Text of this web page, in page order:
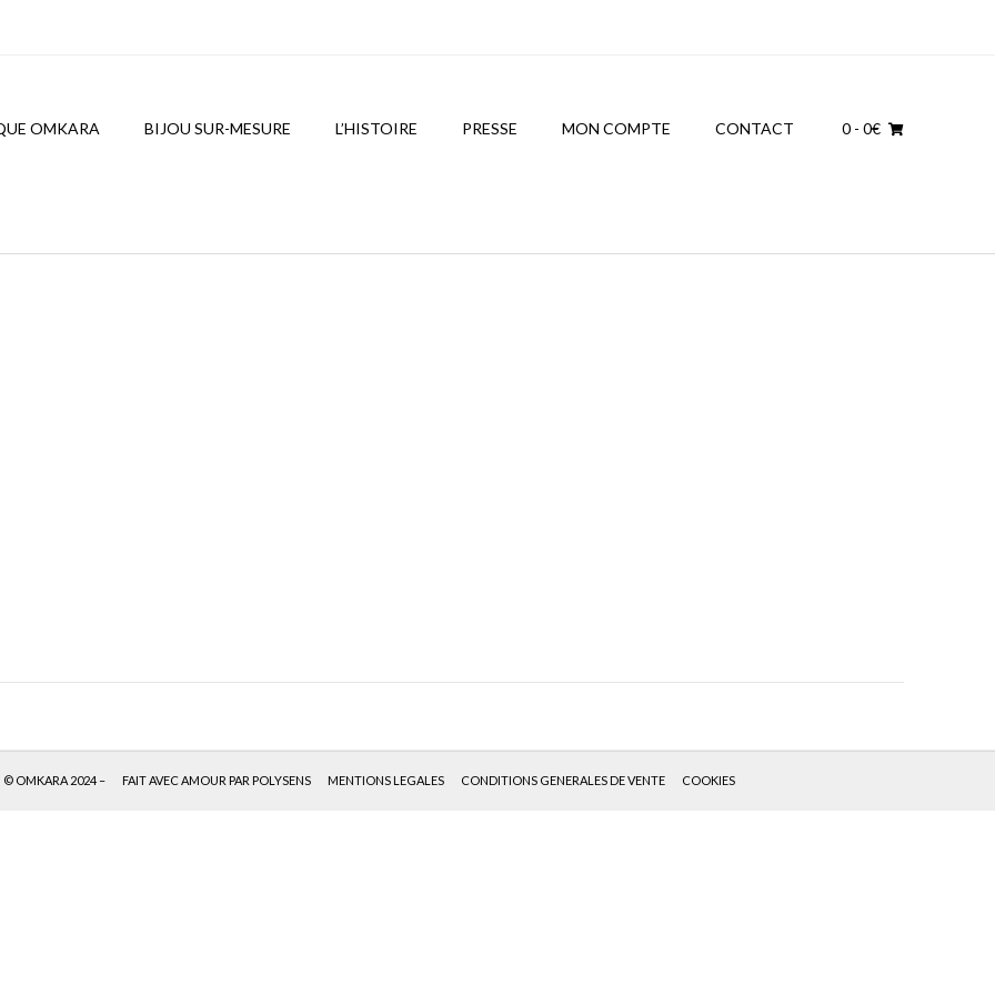
OMKARA BIJOU SUR-MESURE L’HISTOIRE PRESSE MON COMPTE CONTACT 0 - 0€
© OMKARA 2024 – FAIT AVEC AMOUR PAR POLYSENS MENTIONS LEGALES CONDITIONS GENERALES DE VENTE COOKIES